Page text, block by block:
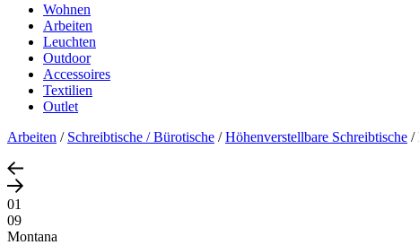
Wohnen
Arbeiten
Leuchten
Outdoor
Accessoires
Textilien
Outlet
Arbeiten / Schreibtische / Bürotische /Höhenverstellbare Schreibtische /
01
09
Montana